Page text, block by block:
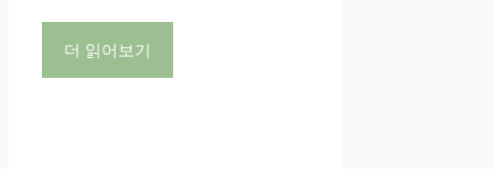
더 읽어보기